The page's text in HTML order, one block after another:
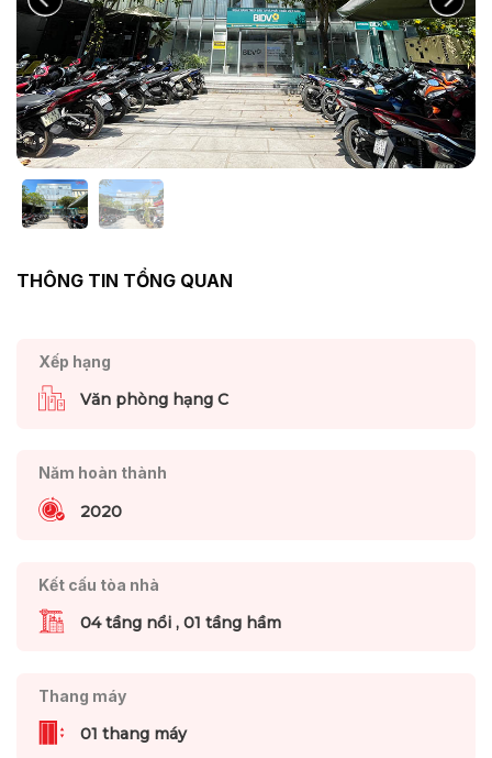
THÔNG TIN TỔNG QUAN
Xếp hạng
Văn phòng hạng C
Năm hoàn thành
2020
Kết cấu tòa nhà
04 tầng nổi , 01 tầng hầm
Thang máy
01 thang máy